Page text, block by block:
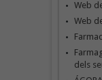
Web
Web
dels